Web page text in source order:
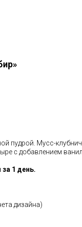
пудрой. Мусс-
с добавлением
1 день.
дизайна)